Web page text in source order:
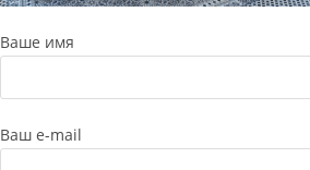
Ваше имя
Ваш e-mail